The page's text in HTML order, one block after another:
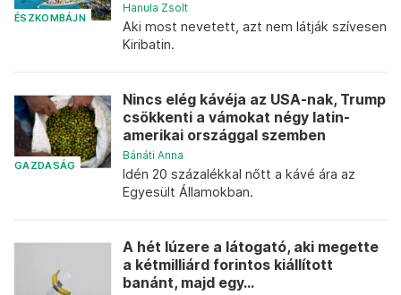
ÉSZKOMBÁJN
Hanula Zsolt
Aki most nevetett, azt nem látják szívesen
Kiribatin.
GAZDASÁG
Nincs elég kávéja az USA-nak, Trump
csökkenti a vámokat négy latin-
amerikai országgal szemben
Bánáti Anna
Idén 20 százalékkal nőtt a kávé ára az
Egyesült Államokban.
A hét lúzere a látogató, aki megette
a kétmilliárd forintos kiállított
banánt, majd egy...